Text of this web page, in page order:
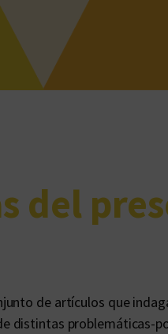
del
de artículos que
distintas problemáticas-